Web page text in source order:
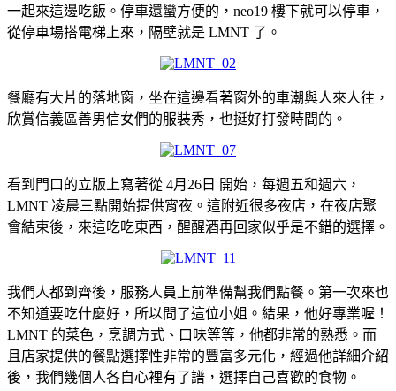
一起來這邊吃飯。停車還蠻方便的，neo19 樓下就可以停車，
從停車場搭電梯上來，隔壁就是 LMNT 了。
餐廳有大片的落地窗，坐在這邊看著窗外的車潮與人來人往，
欣賞信義區善男信女們的服裝秀，也挺好打發時間的。
看到門口的立版上寫著從 4月26日 開始，每週五和週六，
LMNT 凌晨三點開始提供宵夜。這附近很多夜店，在夜店聚
會結束後，來這吃吃東西，醒醒酒再回家似乎是不錯的選擇。
我們人都到齊後，服務人員上前準備幫我們點餐。第一次來也
不知道要吃什麼好，所以問了這位小姐。結果，他好專業喔！
LMNT 的菜色，烹調方式、口味等等，他都非常的熟悉。而
且店家提供的餐點選擇性非常的豐富多元化，經過他詳細介紹
後，我們幾個人各自心裡有了譜，選擇自己喜歡的食物。